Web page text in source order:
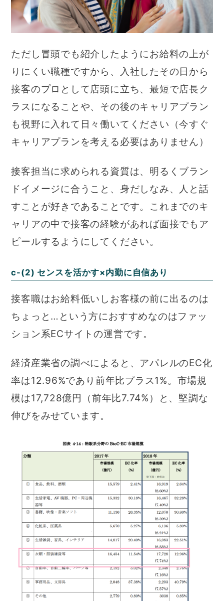
ただし冒頭でも紹介したようにお給料の上が
りにくい職種ですから、入社したその日から
接客のプロとして店頭に立ち、最短で店長ク
ラスになることや、その後のキャリアプラン
も視野に入れて日々働いてください（今すぐ
キャリアプランを考える必要はありません）
接客担当に求められる資質は、明るくブラン
ドイメージに合うこと、身だしなみ、人と話
すことが好きであることです。これまでのキ
ャリアの中で接客の経験があれば面接でもア
ピールするようにしてください。
c-(2) センスを活かす×内勤に自信あり
接客職はお給料低いしお客様の前に出るのは
ちょっと…という方におすすめなのはファッ
ション系ECサイトの運営です。
経済産業省の調べによると、アパレルのEC化
率は12.96%であり前年比プラス1%。市場規
模は17,728億円（前年比7.74%）と、堅調な
伸びをみせています。